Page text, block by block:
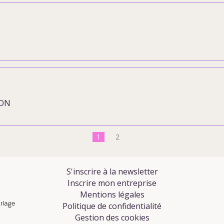
1 2
S'inscrire à la newsletter
Inscrire mon entreprise
Mentions légales
Politique de confidentialité
Gestion des cookies